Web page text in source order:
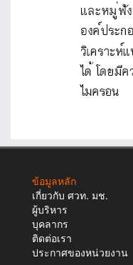
ข้อมูลหลัก
เกี่ยวกับ ศวท. มช.
ผู้บริหาร
บุคลากร
ติดต่อเรา
ประกาศของหน่วยงาน